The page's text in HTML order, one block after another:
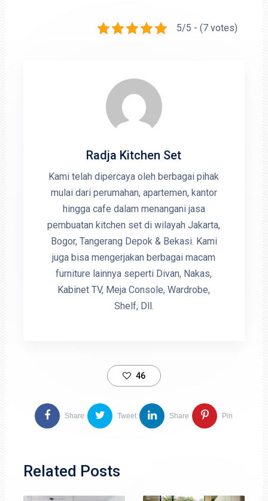
5/5 - (7 votes)
Radja Kitchen Set
Kami telah dipercaya oleh berbagai pihak
mulai dari perumahan, apartemen, kantor
hingga cafe dalam menangani jasa
pembuatan kitchen set di wilayah Jakarta,
Bogor, Tangerang Depok & Bekasi. Kami
juga bisa mengerjakan berbagai macam
furniture lainnya seperti Divan, Nakas,
Kabinet TV, Meja Console, Wardrobe,
Shelf, Dll.
46
Share Tweet Share Pin
Related Posts